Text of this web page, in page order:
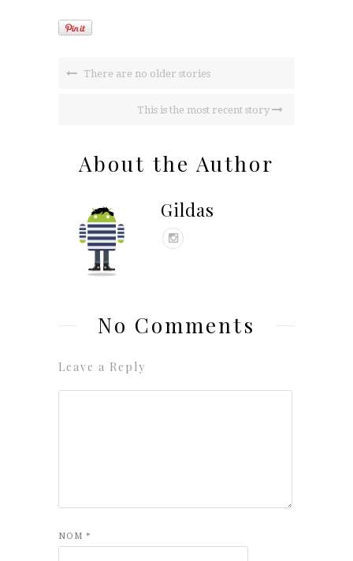
There are no older stories
This is the most recent story
About the Author
Gildas
No Comments
Leave a Reply
NOM *